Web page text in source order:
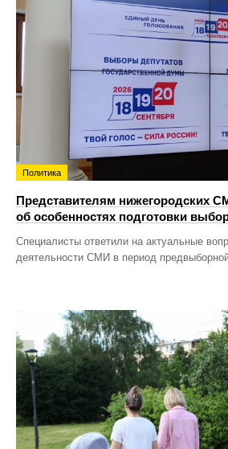
Политика
Представителям нижегородских
об особенностях подготовки
Специалисты ответили на актуальные
деятельности СМИ в период